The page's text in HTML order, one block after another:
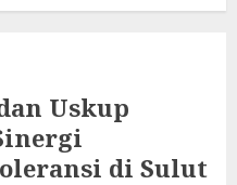
Uskup
di Sulut